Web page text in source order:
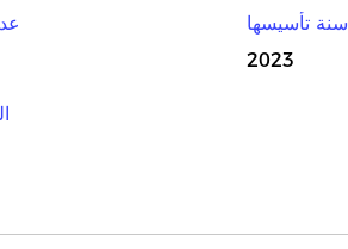
سنة تأسيسها
2023